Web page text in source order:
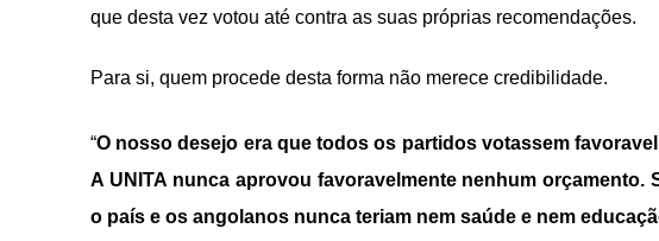
que desta vez votou até contra as suas próprias recomendações.
Para si, quem procede desta forma não merece credibilidade.
“O nosso desejo era que todos os partidos votassem
A UNITA nunca aprovou favoravelmente nenhum orçamento.
o país e os angolanos nunca teriam nem saúde e nem